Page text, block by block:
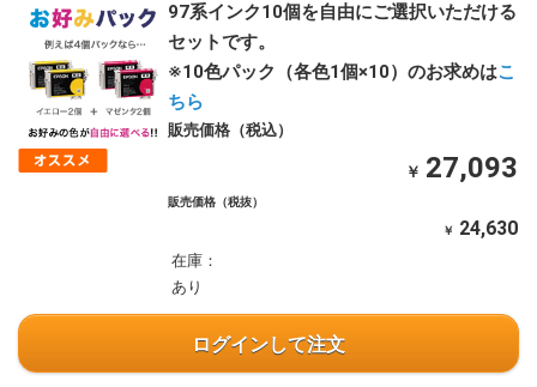
97系インク10個を自由にご選択いただける
セットです。
※10色パック（各色1個×10）のお求めはこ
ちら
販売価格（税込）
￥ 27,093
販売価格（税抜）
￥ 24,630
在庫：
あり
ログインして注文